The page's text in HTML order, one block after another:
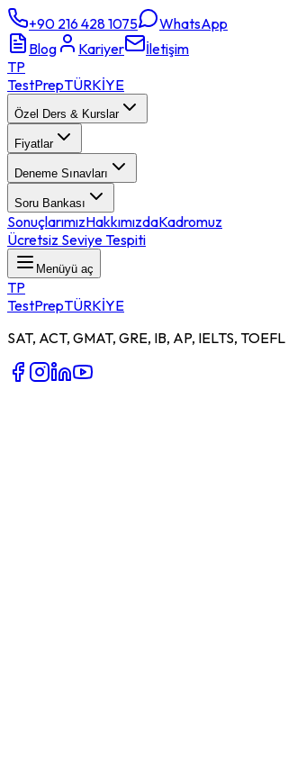
+90 216 428 1075
WhatsApp
Blog
Kariyer
İletişim
TP
TestPrepTÜRKİYE
Özel Ders & Kurslar
Fiyatlar
Deneme Sınavları
Soru Bankası
SonuçlarımızHakkımızdaKadromuz
Ücretsiz Seviye Tespiti
Menüyü aç
TP
TestPrepTÜRKİYE
SAT, ACT, GMAT, GRE, IB, AP, IELTS,